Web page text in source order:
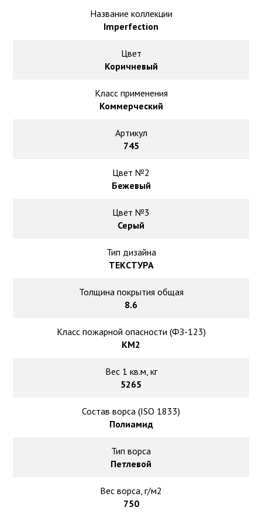
Ковролин оптом
Ковролин под теплый пол
Название коллекции
Imperfection
Цвет
Коричневый
Класс применения
Коммерческий
Артикул
745
Цвет №2
Бежевый
Цвет №3
Серый
Тип дизайна
ТЕКСТУРА
Толщина покрытия общая
8.6
Класс пожарной опасности (ФЗ-123)
КМ2
Вес 1 кв.м, кг
5265
Состав ворса (ISO 1833)
Полиамид
Тип ворса
Петлевой
Вес ворса, г/м2
750